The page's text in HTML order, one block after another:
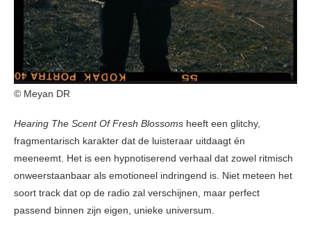
© Meyan DR
Hearing The Scent Of Fresh Blossoms heeft een glitchy,
fragmentarisch karakter dat de luisteraar uitdaagt én
meeneemt. Het is een hypnotiserend verhaal dat zowel ritmisch
onweerstaanbaar als emotioneel indringend is. Niet meteen het
soort track dat op de radio zal verschijnen, maar perfect
passend binnen zijn eigen, unieke universum.